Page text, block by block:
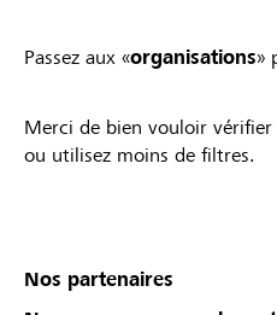
Passez aux «organisations»
Merci de bien vouloir
ou utilisez moins de filtres.
Nos partenaires